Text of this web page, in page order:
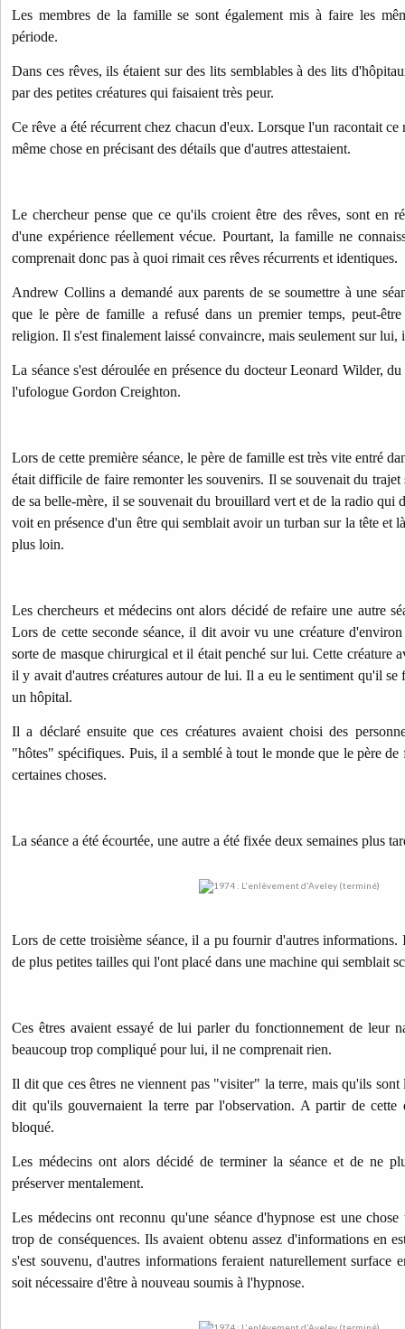
Les membres de la famille se sont également mis à faire les
période.
Dans ces rêves, ils étaient sur des lits semblables à des lits
par des petites créatures qui faisaient très peur.
Ce rêve a été récurrent chez chacun d'eux. Lorsque l'un racontait ce
même chose en précisant des détails que d'autres attestaient.
Le chercheur pense que ce qu'ils croient être des rêves, sont en
d'une expérience réellement vécue. Pourtant, la famille ne
comprenait donc pas à quoi rimait ces rêves récurrents et identiques.
Andrew Collins a demandé aux parents de se soumettre à une
que le père de famille a refusé dans un premier temps, peut-
religion. Il s'est finalement laissé convaincre, mais seulement sur lui,
La séance s'est déroulée en présence du docteur Leonard Wilder,
l'ufologue Gordon Creighton.
Lors de cette première séance, le père de famille est très vite entré
était difficile de faire remonter les souvenirs. Il se souvenait du
de sa belle-mère, il se souvenait du brouillard vert et de la radio qui
voit en présence d'un être qui semblait avoir un turban sur la tête et
plus loin.
Les chercheurs et médecins ont alors décidé de refaire une autre
Lors de cette seconde séance, il dit avoir vu une créature
sorte de masque chirurgical et il était penché sur lui. Cette créature
il y avait d'autres créatures autour de lui. Il a eu le sentiment qu'il se
un hôpital.
Il a déclaré ensuite que ces créatures avaient choisi des
"hôtes" spécifiques. Puis, il a semblé à tout le monde que le père
certaines choses.
La séance a été écourtée, une autre a été fixée deux semaines plus
Lors de cette troisième séance, il a pu fournir d'autres
de plus petites tailles qui l'ont placé dans une machine qui semblait
Ces êtres avaient essayé de lui parler du fonctionnement de leur
beaucoup trop compliqué pour lui, il ne comprenait rien.
Il dit que ces êtres ne viennent pas "visiter" la terre, mais qu'ils
dit qu'ils gouvernaient la terre par l'observation. A partir de cette
bloqué.
Les médecins ont alors décidé de terminer la séance et de ne
préserver mentalement.
Les médecins ont reconnu qu'une séance d'hypnose est une
trop de conséquences. Ils avaient obtenu assez d'informations en
s'est souvenu, d'autres informations feraient naturellement surface
soit nécessaire d'être à nouveau soumis à l'hypnose.